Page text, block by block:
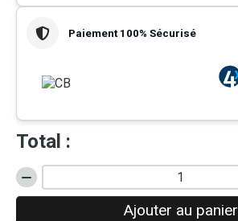
Paiement 100% Sécurisé
Total :
quantité
de
Ajouter au panier